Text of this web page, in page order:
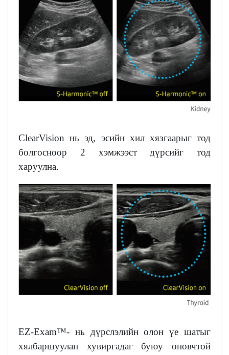
ClearVision нь эд, эсийн хил хязгаарыг тод
болгосноор 2 хэмжээст дүрсийг тод
харуулна.
EZ-Exam™- нь дүрслэлийн олон үе шатыг
хялбаршуулан хувиргадаг буюу оновчтой